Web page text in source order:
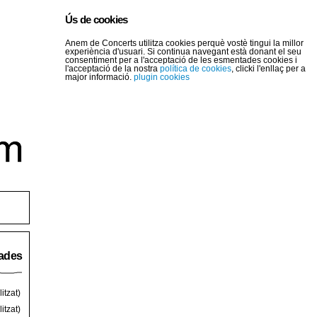
Ús de cookies
Anem de Concerts utilitza cookies perquè vostè tingui la millor
experiència d'usuari. Si continua navegant està donant el seu
consentiment per a l'acceptació de les esmentades cookies i
l'acceptació de la nostra política de cookies, clicki l'enllaç per a
major informació. plugin cookies